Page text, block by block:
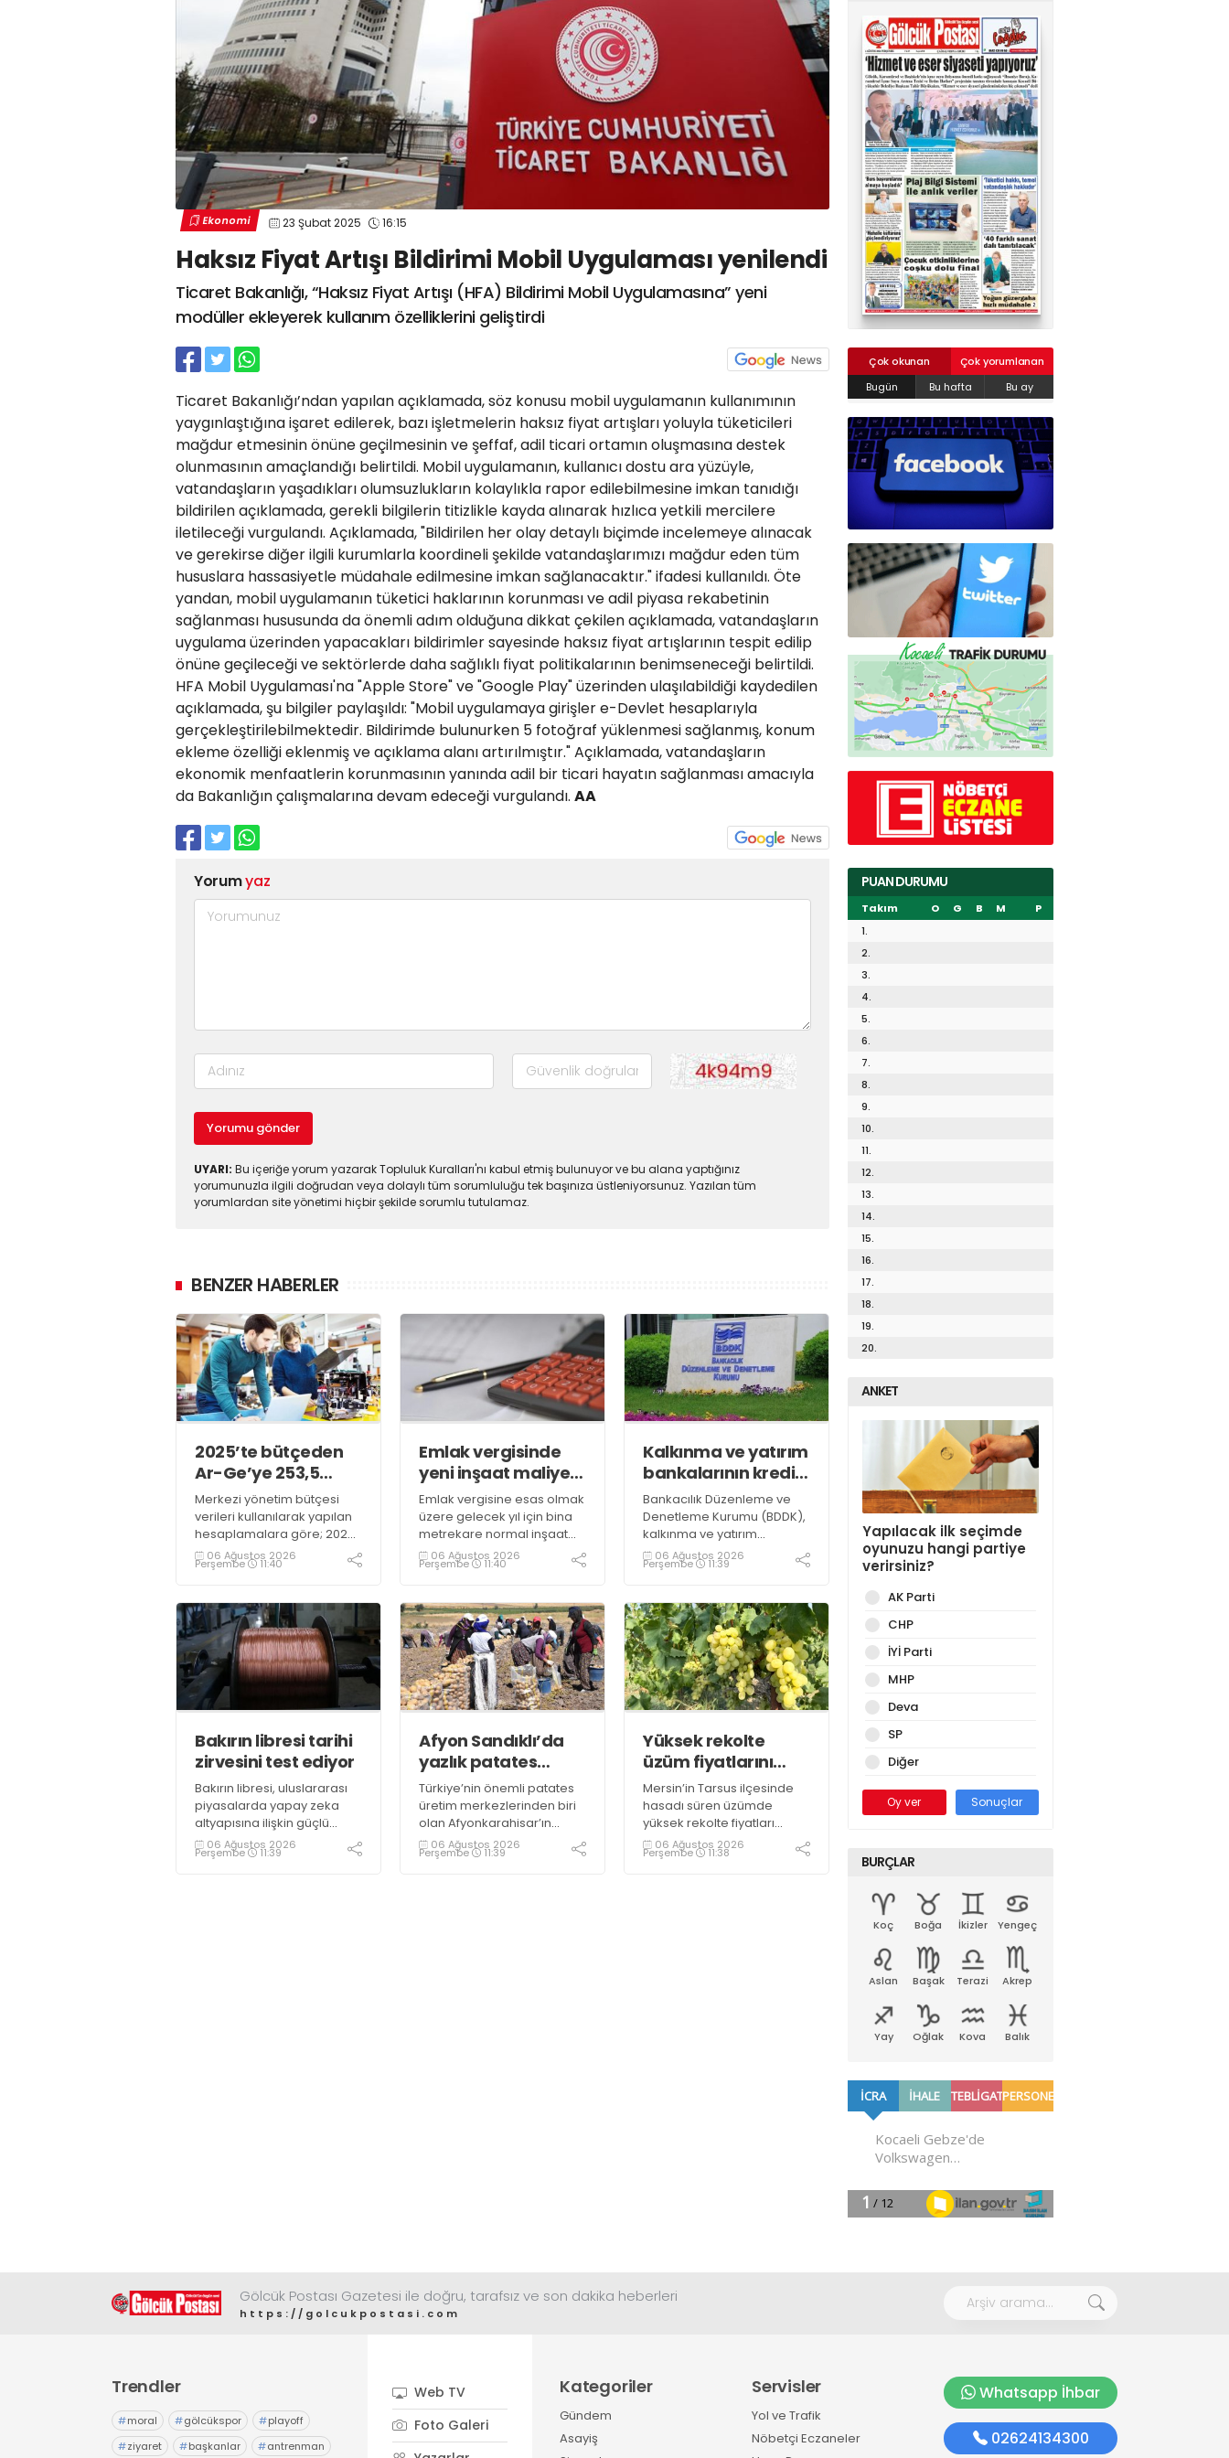
Ekonomi 23 Şubat 2025 16:15
Haksız Fiyat Artışı Bildirimi Mobil Uygulaması yenilendi
Ticaret Bakanlığı, “Haksız Fiyat Artışı (HFA) Bildirimi Mobil Uygulamasına” yeni
modüller ekleyerek kullanım özelliklerini geliştirdi
Ticaret Bakanlığı’ndan yapılan açıklamada, söz konusu mobil uygulamanın kullanımının
yaygınlaştığına işaret edilerek, bazı işletmelerin haksız fiyat artışları yoluyla tüketicileri
mağdur etmesinin önüne geçilmesinin ve şeffaf, adil ticari ortamın oluşmasına destek
olunmasının amaçlandığı belirtildi. Mobil uygulamanın, kullanıcı dostu ara yüzüyle,
vatandaşların yaşadıkları olumsuzlukların kolaylıkla rapor edilebilmesine imkan tanıdığı
bildirilen açıklamada, gerekli bilgilerin titizlikle kayda alınarak hızlıca yetkili mercilere
iletileceği vurgulandı. Açıklamada, "Bildirilen her olay detaylı biçimde incelemeye alınacak
ve gerekirse diğer ilgili kurumlarla koordineli şekilde vatandaşlarımızı mağdur eden tüm
hususlara hassasiyetle müdahale edilmesine imkan sağlanacaktır." ifadesi kullanıldı. Öte
yandan, mobil uygulamanın tüketici haklarının korunması ve adil piyasa rekabetinin
sağlanması hususunda da önemli adım olduğuna dikkat çekilen açıklamada, vatandaşların
uygulama üzerinden yapacakları bildirimler sayesinde haksız fiyat artışlarının tespit edilip
önüne geçileceği ve sektörlerde daha sağlıklı fiyat politikalarının benimseneceği belirtildi.
HFA Mobil Uygulaması'na "Apple Store" ve "Google Play" üzerinden ulaşılabildiği kaydedilen
açıklamada, şu bilgiler paylaşıldı: "Mobil uygulamaya girişler e-Devlet hesaplarıyla
gerçekleştirilebilmektedir. Bildirimde bulunurken 5 fotoğraf yüklenmesi sağlanmış, konum
ekleme özelliği eklenmiş ve açıklama alanı artırılmıştır." Açıklamada, vatandaşların
ekonomik menfaatlerin korunmasının yanında adil bir ticari hayatın sağlanması amacıyla
da Bakanlığın çalışmalarına devam edeceği vurgulandı. AA
Yorumyaz
Yorumu gönder
UYARI: Bu içeriğe yorum yazarak Topluluk Kuralları'nı kabul etmiş bulunuyor ve bu alana yaptığınız
yorumunuzla ilgili doğrudan veya dolaylı tüm sorumluluğu tek başınıza üstleniyorsunuz. Yazılan tüm
yorumlardan site yönetimi hiçbir şekilde sorumlu tutulamaz.
BENZER HABERLER
2025’te bütçeden
Ar-Ge’ye 253,5
milyar lira harcandı
Merkezi yönetim bütçesi
verileri kullanılarak yapılan
hesaplamalara göre; 2025
yılında Ar-Ge faaliyetleri için
gerçekleştirilen harcama
oldu. Ar-Ge harcamalarının
merkezi yönetim bütçesi
içerisindeki oranı yüzde 1,58
oldu
06 Ağustos 2026
Perşembe 11:40
Emlak vergisinde
yeni inşaat maliyet
bedelleri belirlendi
Emlak vergisine esas olmak
üzere gelecek yıl için bina
metrekare normal inşaat
maliyet bedelleri,
meskenler açısından 604,1
arasında değişecek
06 Ağustos 2026
Perşembe 11:40
Kalkınma ve yatırım
bankalarının kredi
sınırlarında
değişiklik
Bankacılık Düzenleme ve
Denetleme Kurumu (BDDK),
kalkınma ve yatırım
bankalarının kredi sınırlarına
ilişkin düzenleme yaptı
06 Ağustos 2026
Perşembe 11:39
Bakırın libresi tarihi
zirvesini test ediyor
Bakırın libresi, uluslararası
piyasalarda yapay zeka
altyapısına ilişkin güçlü
yatırımlardan kaynaklı
yoğun talep ve yenilenebilir
06 Ağustos 2026
Perşembe 11:39
Afyon Sandıklı’da
yazlık patates
hasadı
Türkiye’nin önemli patates
üretim merkezlerinden biri
olan Afyonkarahisar’ın
Sandıklı ilçesinde yazlık
patates sökümü başlarken,
06 Ağustos 2026
Perşembe 11:39
Yüksek rekolte
üzüm fiyatlarını
düşürdü
Mersin’in Tarsus ilçesinde
hasadı süren üzümde
yüksek rekolte fiyatları
düşürdü. Üzümün bağda
kilogramının 10-15 liraya
06 Ağustos 2026
Perşembe 11:38
Çok okunan
Çok yorumlanan
Bugün
Bu hafta Bu ay
PUAN DURUMU
Takım O G B M
P
1.
2.
3.
4.
5.
6.
7.
8.
9.
10.
11.
12.
13.
14.
15.
16.
17.
18.
19.
20.
ANKET
Yapılacak ilk seçimde
oyunuzu hangi partiye
verirsiniz?
AK Parti
CHP
İYİ Parti
MHP
Deva
SP
Diğer
Oy ver Sonuçlar
BURÇLAR
Koç Boğa İkizler Yengeç
Aslan Başak Terazi Akrep
Yay Oğlak Kova Balık
Gölcük Postası Gazetesi ile doğru, tarafsız ve son dakika heberleri
https://golcukpostasi.com
Trendler
#moral #gölcükspor #playoff
#ziyaret #başkanlar #antrenman
Web TV
Foto Galeri
Kategoriler
Gündem
Asayiş
Servisler
Yol ve Trafik
Nöbetçi Eczaneler
Whatsapp İhbar
02624134300
02624132333
haber@golcukpostasi.com